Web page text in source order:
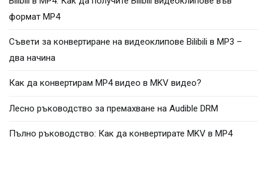
формат MP4
Съвети за конвертиране на видеоклипове Bilibili в MP3 –
два начина
Как да конвертирам MP4 видео в MKV видео?
Лесно ръководство за премахване на Audible DRM
Пълно ръководство: Как да конвертирате MKV в MP4